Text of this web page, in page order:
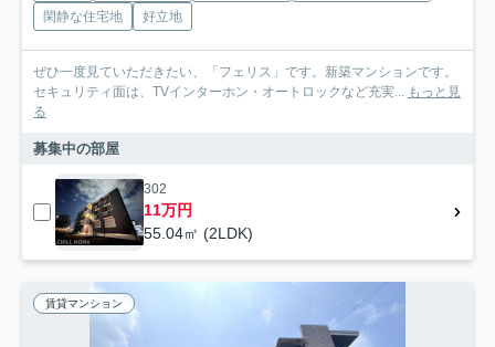
閑静な住宅地
好立地
ぜひ一度見ていただきたい、「フェリス」です。新築マンションです。
セキュリティ面は、TVインターホン・オートロックなど充実... もっと見
る
募集中の部屋
302
11万円
55.04㎡ (2LDK)
賃貸マンション